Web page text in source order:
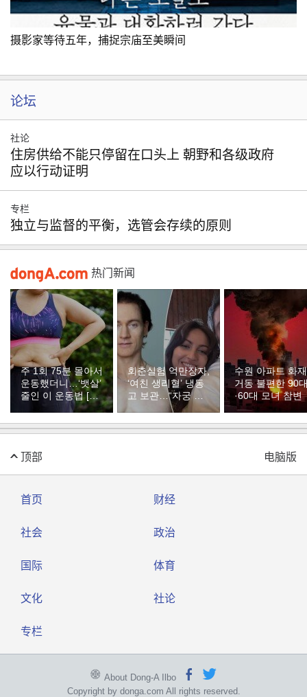
摄影家等待五年，捕捉宗庙至美瞬间
论坛
社论
住房供给不能只停留在口头上 朝野和各级政府
应以行动证明
专栏
独立与监督的平衡，选管会存续的原则
热门新闻
주 1회 75분 몰아서
운동했더니…‘뱃살’
줄인 이 운동법 [바
회춘실험 억만장자,
‘여친 생리혈’ 냉동
고 보관…“자궁 내
부 궁금해”
수원 아파트 화
거동 불편한 90
·60대 모녀 참변
顶部 电脑版
首页 财经
社会 政治
国际 体育
文化 社论
专栏
About Dong-A Ilbo
Copyright by donga.com All rights reserved.